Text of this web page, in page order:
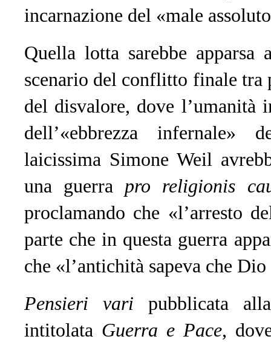
incarnazione del «male
Quella lotta sarebbe
scenario del conflitto finale
del disvalore, dove l’umanità
dell’«ebbrezza infernale»
laicissima Simone Weil
una guerra pro religionis
proclamando che «l’arresto
parte che in questa guerra
che «l’antichità sapeva che
Pensieri vari pubblicata
intitolata Guerra e Pace,